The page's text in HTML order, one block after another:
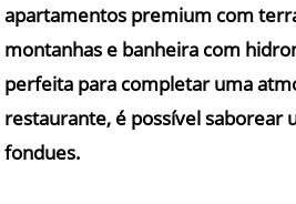
apartamentos premium com
montanhas e banheira com
perfeita para completar uma
restaurante, é possível saborear
fondues.